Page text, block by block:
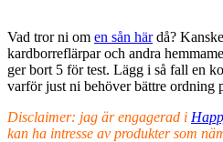
Vad tror ni om en sån härdå?
kardborreflärpar och andra
ger bort 5 för test. Lägg i så fall en
varför just ni behöver bättre ordning
Disclaimer: jag är engagerad i
kan ha intresse av produkter som